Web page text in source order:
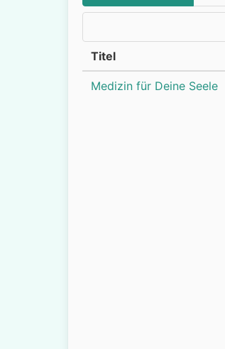
Titel
Medizin für Deine Seele